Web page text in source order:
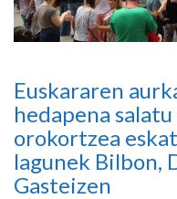
Euskararen
hedapena
orokortzea
lagunek Bilbon,
Gasteizen